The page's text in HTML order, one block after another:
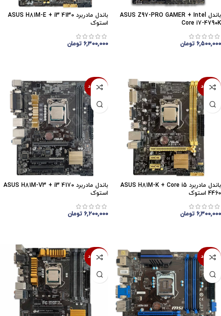
باندل ASUS Z97-PRO GAMER + Intel
Core i7-4790K
۶,۵۰۰,۰۰۰ تومان
باندل مادربرد ASUS H81M-E + i3 4130
استوک
۶,۳۰۰,۰۰۰ تومان
ناموجود
باندل مادربرد ASUS H81M-K + Core i5
4460 استوک
۶,۳۰۰,۰۰۰ تومان
ناموجود
باندل مادربرد ASUS H81M-V3 + i3 4170
استوک
۶,۲۰۰,۰۰۰ تومان
ناموجود ناموجود